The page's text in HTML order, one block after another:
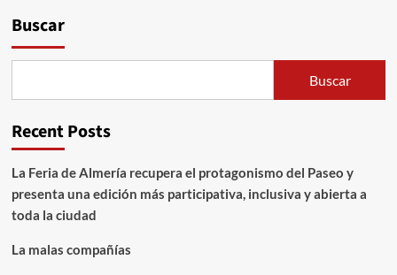
Buscar
Buscar
Recent Posts
La Feria de Almería recupera el protagonismo del Paseo y
presenta una edición más participativa, inclusiva y abierta a
toda la ciudad
La malas compañías